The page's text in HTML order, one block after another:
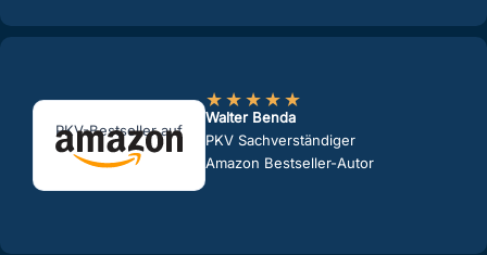
PKV-Bestseller auf
★★★★★
Walter Benda
PKV Sachverständiger
Amazon Bestseller-Autor